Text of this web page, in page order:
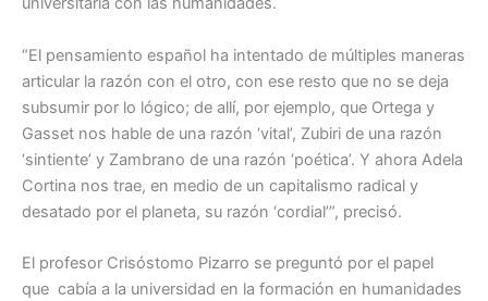
“El pensamiento español ha intentado de múltiples maneras
articular la razón con el otro, con ese resto que no se deja
subsumir por lo lógico; de allí, por ejemplo, que Ortega y
Gasset nos hable de una razón ‘vital’, Zubiri de una razón
‘sintiente’ y Zambrano de una razón ‘poética’. Y ahora Adela
Cortina nos trae, en medio de un capitalismo radical y
desatado por el planeta, su razón ‘cordial’”, precisó.
El profesor Crisóstomo Pizarro se preguntó por el papel
que cabía a la universidad en la formación en humanidades